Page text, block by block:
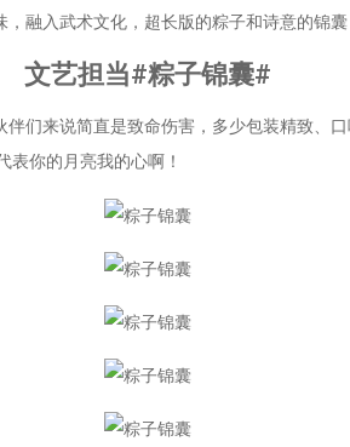
融入武术文化，超长版的粽子和诗意的锦
文艺担当#粽子锦囊#
们来说简直是致命伤害，多少包装精致、
表你的月亮我的心啊！